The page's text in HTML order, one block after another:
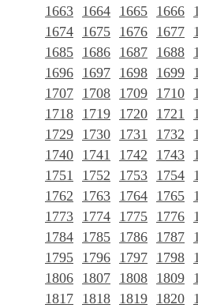
1663 1664 1665 1666
1674 1675 1676 1677
1685 1686 1687 1688
1696 1697 1698 1699
1707 1708 1709 1710
1718 1719 1720 1721
1729 1730 1731 1732
1740 1741 1742 1743
1751
1752 1753 1754
1762
1763 1764 1765
1773 1774 1775 1776
1784 1785 1786 1787
1795 1796 1797 1798
1806 1807 1808 1809
1817 1818 1819 1820